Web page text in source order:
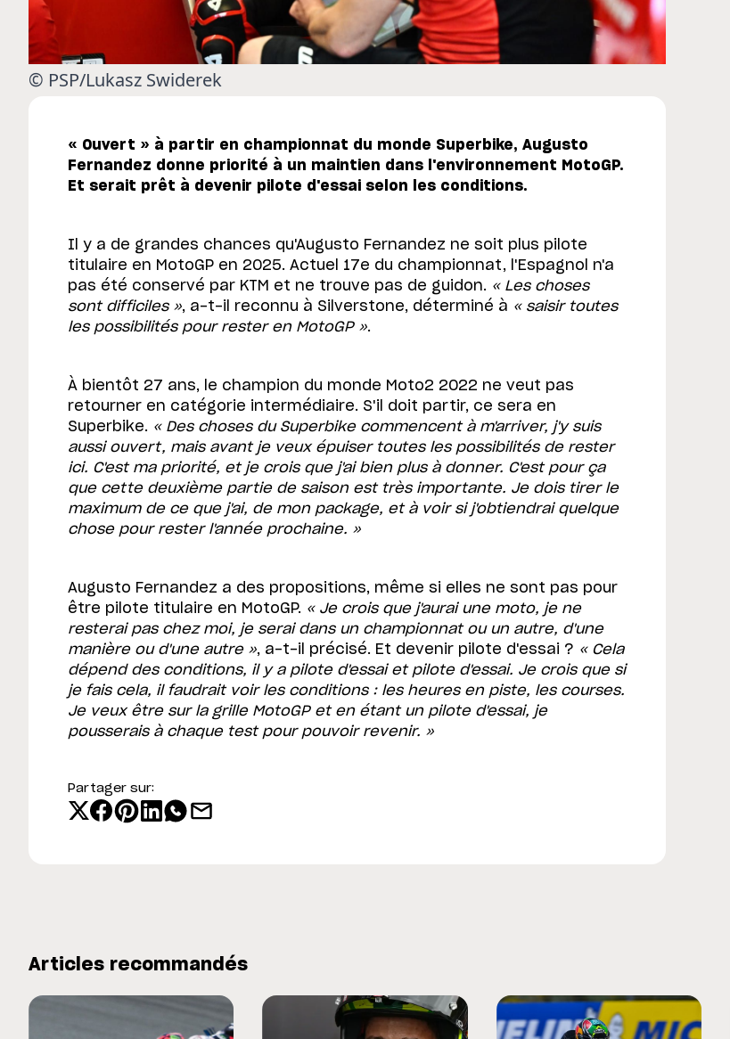
© PSP/Lukasz Swiderek
« Ouvert » à partir en championnat du monde Superbike, Augusto
Fernandez donne priorité à un maintien dans l'environnement MotoGP.
Et serait prêt à devenir pilote d'essai selon les conditions.
Il y a de grandes chances qu'Augusto Fernandez ne soit plus pilote
titulaire en MotoGP en 2025. Actuel 17e du championnat, l'Espagnol n'a
pas été conservé par KTM et ne trouve pas de guidon. « Les choses
sont difficiles », a-t-il reconnu à Silverstone, déterminé à « saisir toutes
les possibilités pour rester en MotoGP ».
À bientôt 27 ans, le champion du monde Moto2 2022 ne veut pas
retourner en catégorie intermédiaire. S'il doit partir, ce sera en
Superbike. « Des choses du Superbike commencent à m'arriver, j'y suis
aussi ouvert, mais avant je veux épuiser toutes les possibilités de rester
ici. C'est ma priorité, et je crois que j'ai bien plus à donner. C'est pour ça
que cette deuxième partie de saison est très importante. Je dois tirer le
maximum de ce que j'ai, de mon package, et à voir si j'obtiendrai quelque
chose pour rester l'année prochaine. »
Augusto Fernandez a des propositions, même si elles ne sont pas pour
être pilote titulaire en MotoGP. « Je crois que j'aurai une moto, je ne
resterai pas chez moi, je serai dans un championnat ou un autre, d'une
manière ou d'une autre », a-t-il précisé. Et devenir pilote d'essai ? « Cela
dépend des conditions, il y a pilote d'essai et pilote d'essai. Je crois que si
je fais cela, il faudrait voir les conditions : les heures en piste, les courses.
Je veux être sur la grille MotoGP et en étant un pilote d'essai, je
pousserais à chaque test pour pouvoir revenir. »
Partager sur:
Articles recommandés